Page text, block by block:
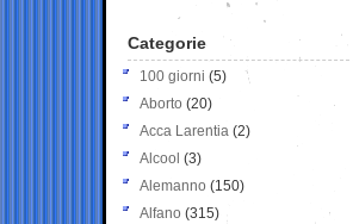
Categorie
100 giorni (5)
Aborto (20)
Acca Larentia (2)
Alcool (3)
Alemanno (150)
Alfano (315)